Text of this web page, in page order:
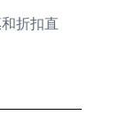
折扣直